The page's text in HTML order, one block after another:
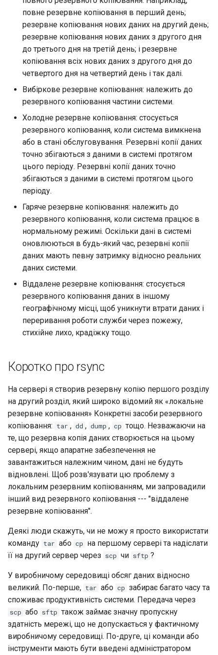
Editors
Email
File Sharing Services
Hardware
Interoperability
ISOs
Kernel
Mirror Management
Network
Package Management
Встановлення Rocky Linux
Rocky Linux 10 (Red Quartz)
– Мінімальні вимоги до
обладнання
Repositories
Security
Центри сертифікації SSH
підписування ключів
Зміцнення підрозділів
Systemd
Troubleshooting
Virtualization
Web
Керування журналами
Частина 5.1 HAProxy
Частина 5.2 Varnish
Частина 5.3 Squid
Частина 5.3 Squid
Частина 6. Поштові
сервери
Частина 7 Висока
доступність
Лабораторна робота 9:
Завантаження робочих
вузлів Kubernetes
Лабораторна робота 10:
Налаштування kubectl
віддаленого доступу
Лабораторна робота 11:
Надання мережевих
маршрутів Pod
Лабораторна робота 12:
Smoke Test
Лабораторна робота 13:
bash - колір рядка
Служба Systemd – сценарій
Python
torsocks - Маршрут трафіку
через Tor/SOCKS5
Valuta
Журнал змін 8
повне резервне копіювання в перший день;
резервне копіювання нових даних на другий день;
резервне копіювання нових даних з другого дня
до третього дня на третій день; і резервне
копіювання всіх нових даних з другого дня до
четвертого дня на четвертий день і так далі.
Вибіркове резервне копіювання: належить до
резервного копіювання частини системи.
Холодне резервне копіювання: стосується
резервного копіювання, коли система вимкнена
або в стані обслуговування. Резервні копії даних
точно збігаються з даними в системі протягом
цього періоду. Резервні копії даних точно
збігаються з даними в системі протягом цього
періоду.
Гаряче резервне копіювання: належить до
резервного копіювання, коли система працює в
нормальному режимі. Оскільки дані в системі
оновлюються в будь-який час, резервні копії
даних мають певну затримку відносно реальних
даних системи.
Віддалене резервне копіювання: стосується
резервного копіювання даних в іншому
географічному місці, щоб уникнути втрати даних і
переривання роботи служби через пожежу,
стихійне лихо, крадіжку тощо.
Коротко про rsync
На сервері я створив резервну копію першого розділу
на другий розділ, який широко відомий як «локальне
резервне копіювання» Конкретні засоби резервного
копіювання: tar , dd , dump , cp тощо. Незважаючи на
те, що резервна копія даних створюється на цьому
сервері, якщо апаратне забезпечення не
завантажиться належним чином, дані не будуть
відновлені. Щоб розв'язувати цю проблему з
локальним резервним копіюванням, ми запровадили
інший вид резервного копіювання --- "віддалене
резервне копіювання".
Деякі люди скажуть, чи не можу я просто використати
команду tar або cp на першому сервері та надіслати
її на другий сервер через scp чи sftp ?
У виробничому середовищі обсяг даних відносно
великий. По-перше, tar або cp забирає багато часу та
споживає продуктивність системи. Передача через
scp або sftp також займає значну пропускну
здатність мережі, що не допускається у фактичному
виробничому середовищі. По-друге, ці команди або
інструменти мають бути введені адміністратором